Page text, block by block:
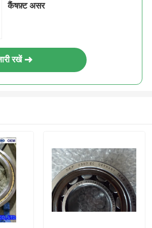
कैंषफ़्ट असर
रखें